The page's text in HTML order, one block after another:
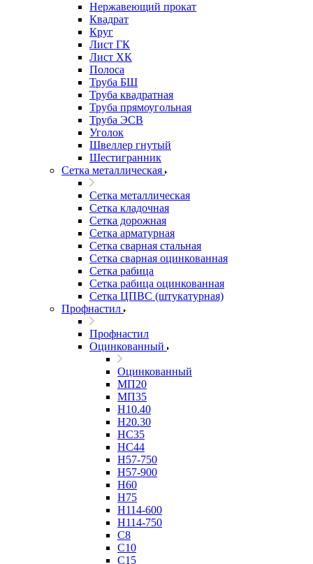
Нержавеющий прокат
Квадрат
Круг
Лист ГК
Лист ХК
Полоса
Труба БШ
Труба квадратная
Труба прямоугольная
Труба ЭСВ
Уголок
Швеллер гнутый
Шестигранник
Сетка металлическая
Сетка металлическая
Сетка кладочная
Сетка дорожная
Сетка арматурная
Сетка сварная стальная
Сетка сварная оцинкованная
Сетка рабица
Сетка рабица оцинкованная
Сетка ЦПВС (штукатурная)
Профнастил
Профнастил
Оцинкованный
Оцинкованный
МП20
МП35
Н10.40
Н20.30
НС35
НС44
Н57-750
Н57-900
Н60
Н75
Н114-600
Н114-750
С8
С10
С15